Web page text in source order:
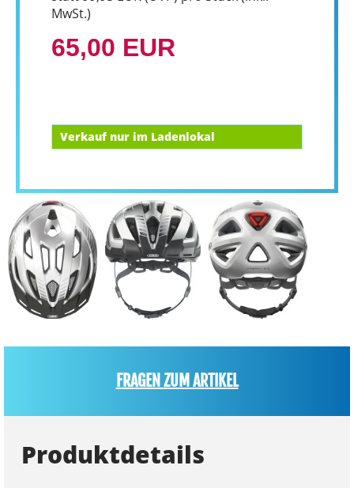
MwSt.)
65,00 EUR
Verkauf nur im Ladenlokal
FRAGEN ZUM ARTIKEL
Produktdetails